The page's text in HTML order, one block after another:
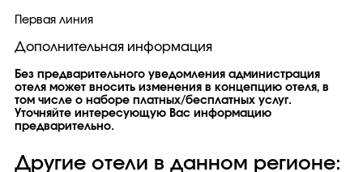
Первая линия
Дополнительная информация
Без предварительного уведомления администрация
отеля может вносить изменения в концепцию отеля, в
том числе о наборе платных/бесплатных услуг.
Уточняйте интересующую Вас информацию
предварительно.
Другие отели в данном регионе: